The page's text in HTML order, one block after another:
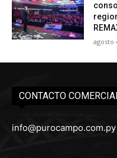
agosto
CONTACTO
info@purocampo.com.py